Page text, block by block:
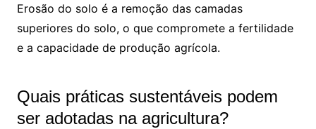
Erosão do solo é a remoção das camadas
superiores do solo, o que compromete a fertilidade
e a capacidade de produção agrícola.
Quais práticas sustentáveis podem
ser adotadas na agricultura?